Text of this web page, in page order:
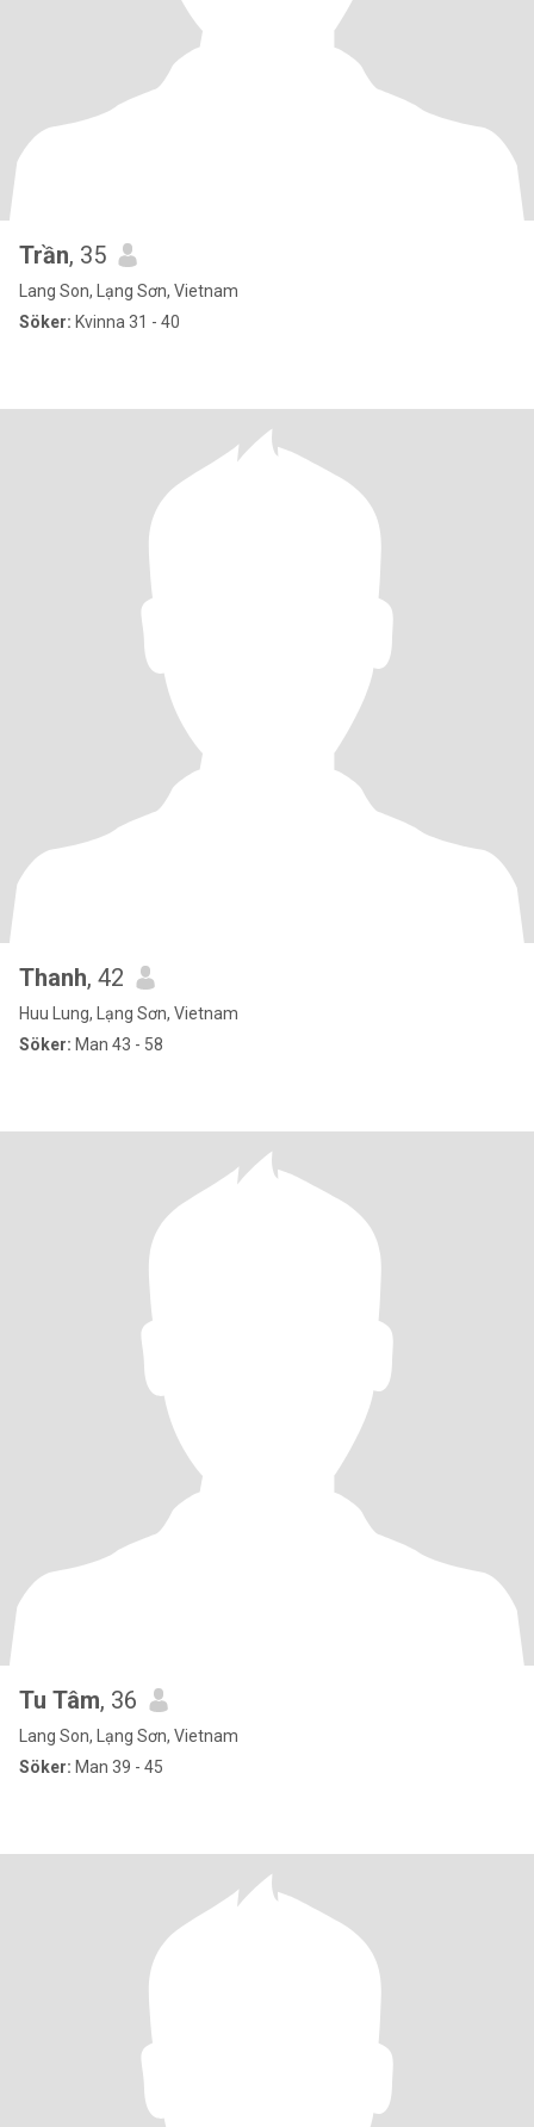
Trần, 35
Lang Son, Lạng Sơn, Vietnam
Söker: Kvinna 31 - 40
Thanh, 42
Huu Lung, Lạng Sơn, Vietnam
Söker: Man 43 - 58
Tu Tâm, 36
Lang Son, Lạng Sơn, Vietnam
Söker: Man 39 - 45